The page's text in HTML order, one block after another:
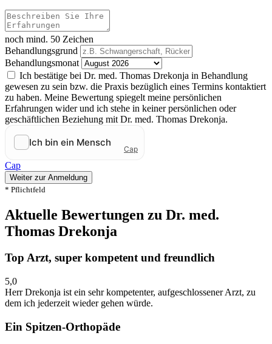
noch mind. 50 Zeichen
Behandlungsgrund
Behandlungsmonat
Ich bestätige bei Dr. med. Thomas Drekonja in Behandlung
gewesen zu sein bzw. die Praxis bezüglich eines Termins kontaktiert
zu haben. Meine Bewertung spiegelt meine persönlichen
Erfahrungen wider und ich stehe in keiner persönlichen oder
geschäftlichen Beziehung mit Dr. med. Thomas Drekonja.
Cap
Weiter zur Anmeldung
* Pflichtfeld
Aktuelle Bewertungen zu Dr. med.
Thomas Drekonja
Top Arzt, super kompetent und freundlich
5,0
Herr Drekonja ist ein sehr kompetenter, aufgeschlossener Arzt, zu
dem ich jederzeit wieder gehen würde.
Ein Spitzen-Orthopäde